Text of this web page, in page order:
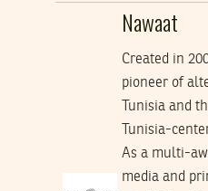
Nawaat
Created in
pioneer of
Tunisia and
Tunisia-
As a multi-
media and